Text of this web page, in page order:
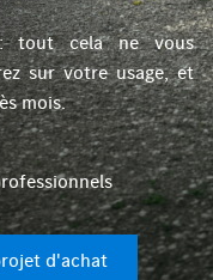
: tout cela ne vous
sur votre usage, et
mois.
d'achat